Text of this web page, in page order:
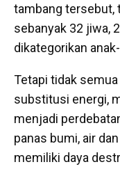
tambang tersebut,
sebanyak 32 jiwa,
dikategorikan
Tetapi tidak
substitusi energi,
menjadi
panas bumi, air
memiliki daya